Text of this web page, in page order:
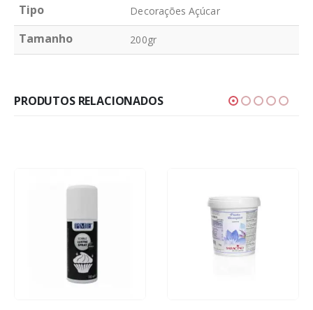
Tipo
Decorações Açúcar
Tamanho 200gr
PRODUTOS RELACIONADOS